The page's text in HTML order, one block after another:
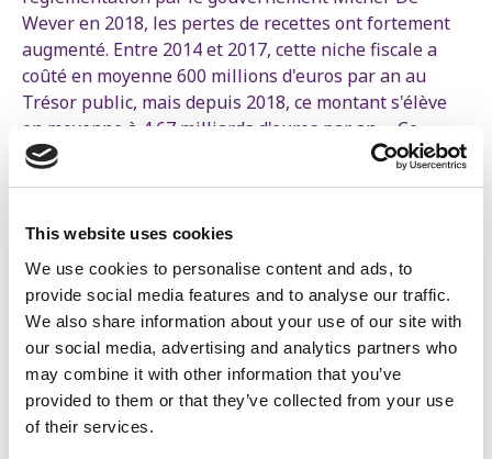
This website uses cookies
We use cookies to personalise content and ads, to
provide social media features and to analyse our traffic.
We also share information about your use of our site with
our social media, advertising and analytics partners who
may combine it with other information that you’ve
provided to them or that they’ve collected from your use
of their services.
Wever en 2018, les pertes de recettes ont fortement
augmenté. Entre 2014 et 2017, cette niche fiscale a
coûté en moyenne 600 millions d'euros par an au
Trésor public, mais depuis 2018, ce montant s'élève
en moyenne à 4,67 milliards d'euros par an. « Ce
système est taillé sur mesure pour les
multinationales et les super-riches, réagit Sofie
de la vente d'actions sans payer un seul euro d'impôt.
»
Avec notre "taxe Canada", nous faisons un
premier pas pour fermer l'une des plus
importantes niches fiscales de notre pays
et générer jusqu'à 2 milliards d'euros de